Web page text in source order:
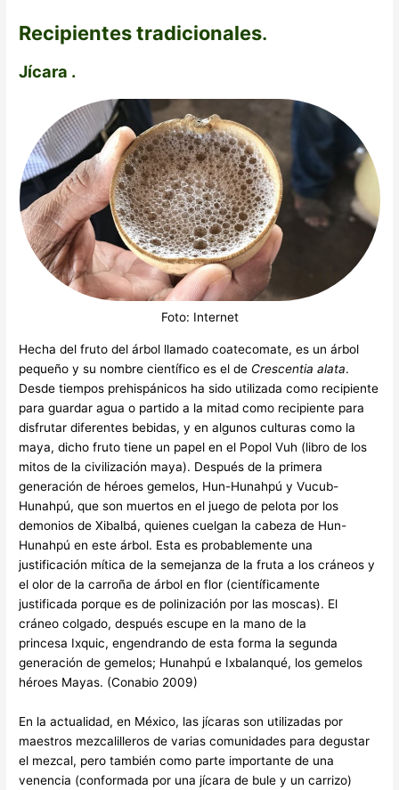
Recipientes tradicionales.
Jícara .
Foto: Internet
Hecha del fruto del árbol llamado coatecomate, es un árbol
pequeño y su nombre científico es el de Crescentia alata.
Desde tiempos prehispánicos ha sido utilizada como recipiente
para guardar agua o partido a la mitad como recipiente para
disfrutar diferentes bebidas, y en algunos culturas como la
maya, dicho fruto tiene un papel en el Popol Vuh (libro de los
mitos de la civilización maya). Después de la primera
generación de héroes gemelos, Hun-Hunahpú y Vucub-
Hunahpú, que son muertos en el juego de pelota por los
demonios de Xibalbá, quienes cuelgan la cabeza de Hun-
Hunahpú en este árbol. Esta es probablemente una
justificación mítica de la semejanza de la fruta a los cráneos y
el olor de la carroña de árbol en flor (científicamente
justificada porque es de polinización por las moscas). El
cráneo colgado, después escupe en la mano de la
princesa Ixquic, engendrando de esta forma la segunda
generación de gemelos; Hunahpú e Ixbalanqué, los gemelos
héroes Mayas. (Conabio 2009)
En la actualidad, en México, las jícaras son utilizadas por
maestros mezcalilleros de varias comunidades para degustar
el mezcal, pero también como parte importante de una
venencia (conformada por una jícara de bule y un carrizo)